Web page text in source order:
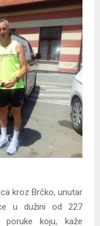
kroz Brčko, unutar
u dužini od 227
koju, kaže